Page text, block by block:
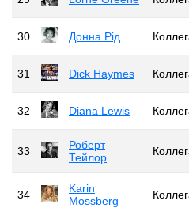
30 Донна Рід
31 Dick Haymes
32 Diana Lewis
33
Роберт
Тейлор
34
Karin
Mossberg